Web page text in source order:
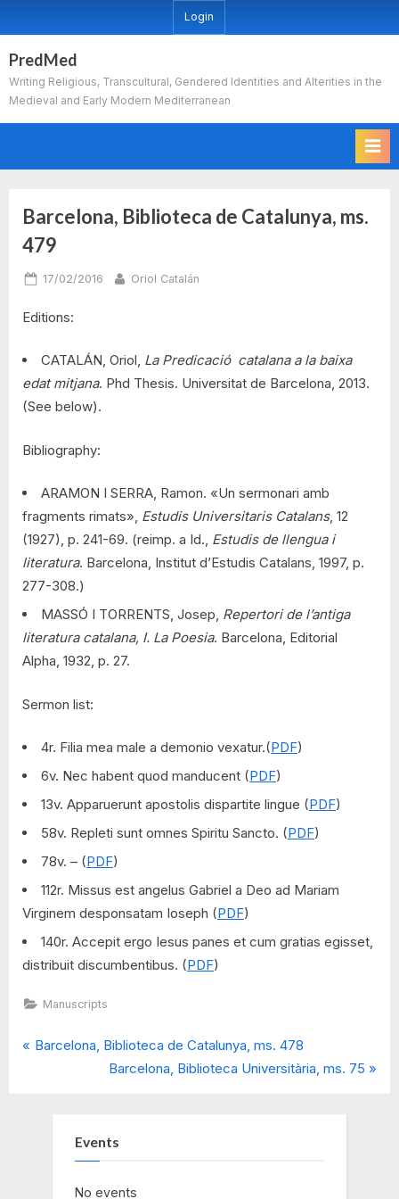
to
content
Login
PredMed
Writing Religious, Transcultural, Gendered Identities and Alterities in the
Medieval and Early Modern Mediterranean
Barcelona, Biblioteca de Catalunya, ms.
479
Posted
17/02/2016 By
Oriol Catalán
Editions:
CATALÁN, Oriol, La Predicació catalana a la baixa
edat mitjana. Phd Thesis. Universitat de Barcelona, 2013.
(See below).
Bibliography:
ARAMON I SERRA, Ramon. «Un sermonari amb
fragments rimats», Estudis Universitaris Catalans, 12
(1927), p. 241-69. (reimp. a Id., Estudis de llengua i
literatura. Barcelona, Institut d’Estudis Catalans, 1997, p.
277-308.)
MASSÓ I TORRENTS, Josep, Repertori de l’antiga
literatura catalana, I. La Poesia. Barcelona, Editorial
Alpha, 1932, p. 27.
Sermon list:
4r. Filia mea male a demonio vexatur.(PDF)
6v. Nec habent quod manducent (PDF)
13v. Apparuerunt apostolis dispartite lingue (PDF)
58v. Repleti sunt omnes Spiritu Sancto. (PDF)
78v. – (PDF)
112r. Missus est angelus Gabriel a Deo ad Mariam
Virginem desponsatam Ioseph (PDF)
140r. Accepit ergo Iesus panes et cum gratias egisset,
distribuit discumbentibus. (PDF)
Manuscripts
Post
P
Barcelona, Biblioteca de Catalunya, ms. 478
N
t
Barcelona, Biblioteca Universitària, ms. 75
Events
No events